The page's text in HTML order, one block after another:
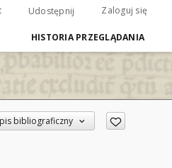
Udostępnij Zaloguj się
HISTORIA PRZEGLĄDANIA
bibliograficzny